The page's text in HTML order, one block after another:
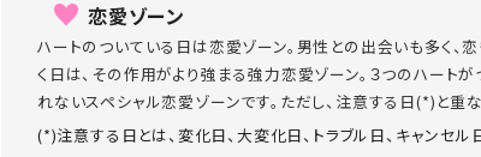
恋愛ゾーン
ハートのついている日は恋愛ゾーン。男性との出会いも多く、
く日は、その作用がより強まる強力恋愛ゾーン。３つのハート
れないスペシャル恋愛ゾーンです。ただし、注意する日(*)と重
(*)注意する日とは、変化日、大変化日、トラブル日、キャンセル